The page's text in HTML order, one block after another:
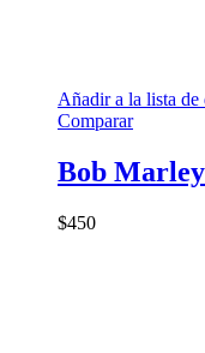
Añadir a la lista de
Comparar
Bob
$450